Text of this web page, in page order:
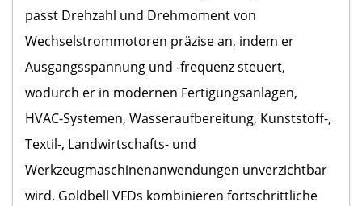
passt Drehzahl und Drehmoment von
Wechselstrommotoren präzise an, indem er
Ausgangsspannung und -frequenz steuert,
wodurch er in modernen Fertigungsanlagen,
HVAC-Systemen, Wasseraufbereitung, Kunststoff-,
Textil-, Landwirtschafts- und
Werkzeugmaschinenanwendungen unverzichtbar
wird. Goldbell VFDs kombinieren fortschrittliche